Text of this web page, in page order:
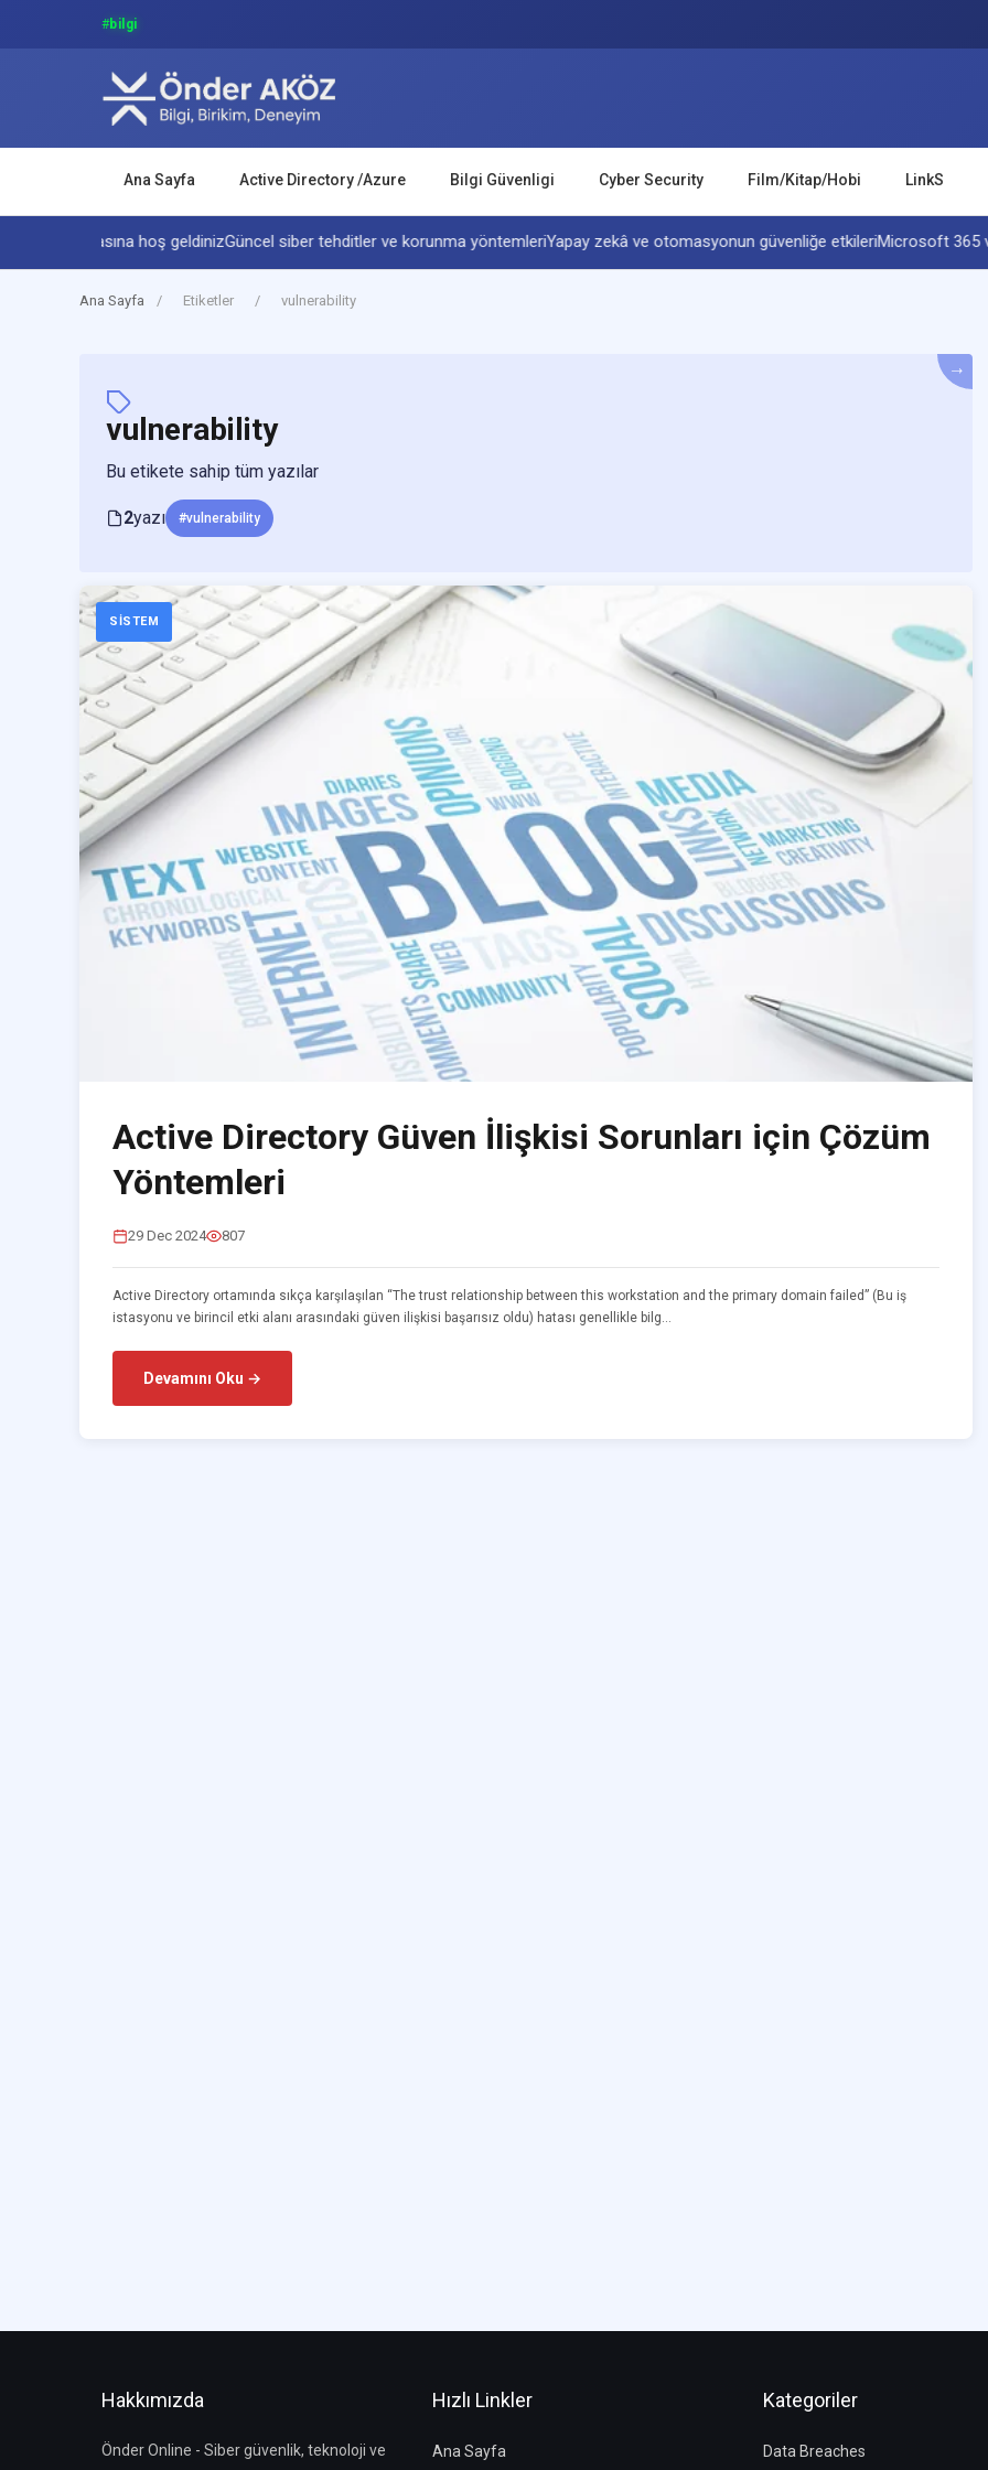
#TtafRIm
Ana Sayfa Active Directory /Azure Bilgi Güvenligi Cyber Security Film/Kitap/Hobi LinkS
dünyasına hoş geldinizGüncel siber tehditler ve korunma yöntemleriYapay zekâ ve otomasyonun güvenliğe etkileriMicrosoft 365 ve
Ana Sayfa / Etiketler / vulnerability
→
vulnerability
Bu etikete sahip tüm yazılar
2yazı #vulnerability
SISTEM
Active Directory Güven İlişkisi Sorunları için Çözüm
Yöntemleri
29 Dec 2024 807
Active Directory ortamında sıkça karşılaşılan “The trust relationship between this workstation and the primary domain failed” (Bu iş
istasyonu ve birincil etki alanı arasındaki güven ilişkisi başarısız oldu) hatası genellikle bilg...
Devamını Oku →
Hakkımızda
Önder Online - Siber güvenlik, teknoloji ve
Hızlı Linkler
Ana Sayfa
Kategoriler
Data Breaches